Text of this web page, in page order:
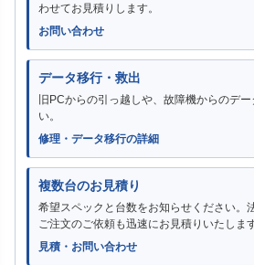
わせてお見積りします。
お問い合わせ
データ移行・救出
旧PCからの引っ越しや、故障機からのデ
い。
修理・データ移行の詳細
複数台のお見積り
希望スペックと台数をお知らせください。
ご注文のご依頼も迅速にお見積りいたします
見積・お問い合わせ